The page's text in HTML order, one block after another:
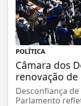
POLÍTICA
Câmara dos
renovação de
Desconfiança
Parlamento